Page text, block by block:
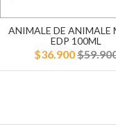
ANIMALE DE ANIMALE
EDP 100ML
$36.900